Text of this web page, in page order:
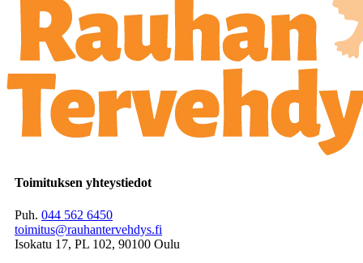
Toimituksen yhteystiedot
Puh. 044 562 6450
toimitus@rauhantervehdys.fi
Isokatu 17, PL 102, 90100 Oulu